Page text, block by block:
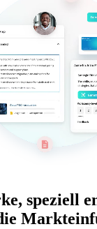
speziell